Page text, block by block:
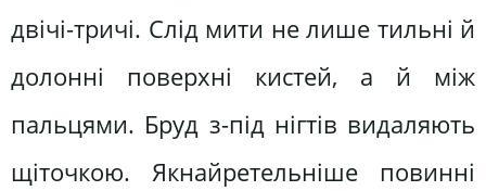
двічі-тричі. Слід мити не лише тильні й
долонні поверхні кистей, а й між
пальцями. Бруд з-під нігтів видаляють
щіточкою. Якнайретельніше повинні